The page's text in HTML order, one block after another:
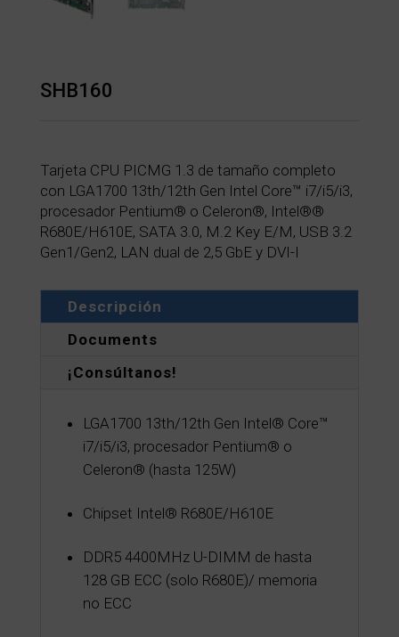
SHB160
Tarjeta CPU PICMG 1.3 de tamaño completo
con LGA1700 13th/12th Gen Intel Core™ i7/i5/i3,
procesador Pentium® o Celeron®, Intel®®
R680E/H610E, SATA 3.0, M.2 Key E/M, USB 3.2
Gen1/Gen2, LAN dual de 2,5 GbE y DVI-I
Descripción
Documents
¡Consúltanos!
LGA1700 13th/12th Gen Intel® Core™
i7/i5/i3, procesador Pentium® o
Celeron® (hasta 125W)
Chipset Intel® R680E/H610E
DDR5 4400MHz U-DIMM de hasta
128 GB ECC (solo R680E)/ memoria
no ECC